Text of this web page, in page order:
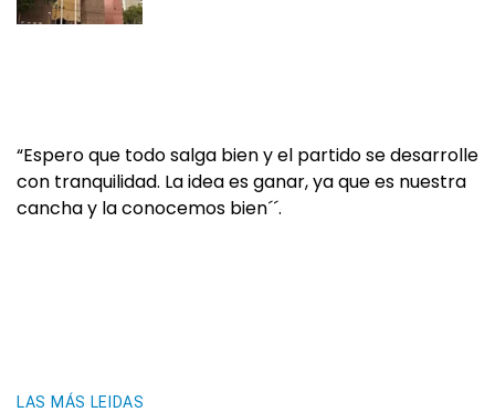
“Espero que todo salga bien y el partido se desarrolle
con tranquilidad. La idea es ganar, ya que es nuestra
cancha y la conocemos bien´´.
LAS MÁS LEIDAS